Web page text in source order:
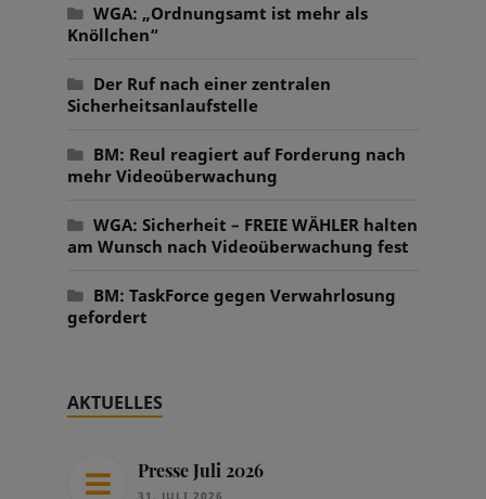
WGA: „Ordnungsamt ist mehr als
Knöllchen“
Der Ruf nach einer zentralen
Sicherheitsanlaufstelle
BM: Reul reagiert auf Forderung nach
mehr Videoüberwachung
WGA: Sicherheit – FREIE WÄHLER halten
am Wunsch nach Videoüberwachung fest
BM: TaskForce gegen Verwahrlosung
gefordert
AKTUELLES
Presse Juli 2026
31. JULI 2026